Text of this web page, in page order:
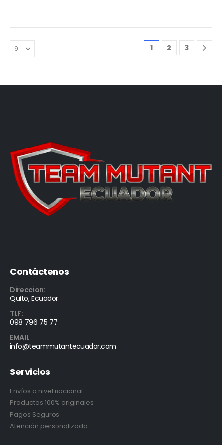
1 2 3
Contáctenos
Direccion:
Quito, Ecuador
TLF:
098 796 75 77
EMAIL
info@teammutantecuador.com
Servicios
Envíos a nivel nacional
Productos 100% originales
Pagos Seguros
Atención personalizada